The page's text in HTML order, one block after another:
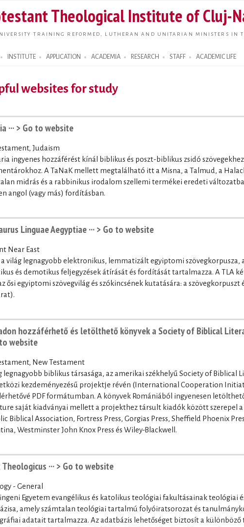
main
content
Theological Institute of Cluj-
TRAINING REFORMED, LUTHERAN AND UNITARIAN MINISTERS IN
INSTITUTE APPLICATION ACADEMIA RESEARCH STAFF ACADEMIC LIFE
websites for study
···> Go to website
Judaism
ingyenes hozzáférést kínál biblikus és poszt-biblikus zsidó
A TaNaK mellett megtalálható itt a Misna, a Talmud, a
midrás és a rabbinikus irodalom szellemi termékei eredeti
angol (vagy más) fordításban.
Linguae Aegyptiae ··· > Go to website
Near East
a világ legnagyobb elektronikus, lemmatizált egyiptomi szövegkorpusza,
és demotikus feljegyzések átírását és fordítását tartalmazza. A TLA
ősi egyiptomi szövegvilág és szókincsének kutatására: a szövegkorpuszt
hozzáférhető és letölthető könyvek a Society of Biblical
website
New Testament
legnagyobb biblikus társasága, az amerikai székhelyű Society of Biblical
kezdeményezésű projektje révén (International Cooperation
PDF formátumban. A könyvek Romániából ingyenesen
saját kiadványai mellett a projekthez társult kiadók között szerepel a
Biblical Association, Fortress Press, Gorgias Press, Sheffield Phoenix
Westminster John Knox Press és Wiley-Blackwell.
··· > Go to website
- General
Egyetem evangélikus és katolikus teológiai fakultásainak teológiai
amely számtalan teológiai tartalmú folyóiratsorozat és
adatait tartalmazza. Az adatbázis lehetőséget biztosít a